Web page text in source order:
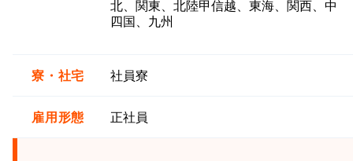
北、関東、北陸甲信越、東海、関西、中
四国、九州
寮・社宅 社員寮
雇用形態 正社員